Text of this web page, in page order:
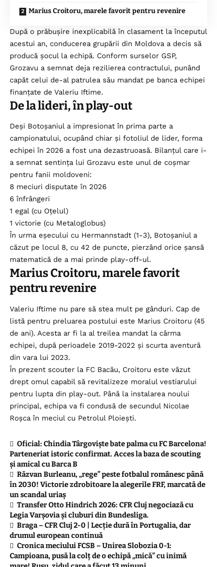
Marius Croitoru, marele favorit pentru revenire
După o prăbușire inexplicabilă în clasament la începutul
acestui an, conducerea grupării din Moldova a decis să
producă șocul la echipă. Conform surselor GSP,
Grozavu a semnat deja rezilierea contractului, punând
capăt celui de-al patrulea său mandat pe banca echipei
finanțate de Valeriu Iftime.
De la lideri, în play-out
Deși Botoșaniul a impresionat în prima parte a
campionatului, ocupând chiar și fotoliul de lider, forma
echipei în 2026 a fost una dezastruoasă. Bilanțul care i-
a semnat sentința lui Grozavu este unul de coșmar
pentru fanii moldoveni:
8 meciuri disputate în 2026
6 înfrângeri
1 egal (cu Oțelul)
1 victorie (cu Metaloglobus)
În urma eșecului cu Hermannstadt (1-3), Botoșaniul a
căzut pe locul 8, cu 42 de puncte, pierzând orice șansă
matematică de a mai prinde play-off-ul.
Marius Croitoru, marele favorit
pentru revenire
Valeriu Iftime nu pare să stea mult pe gânduri. Cap de
listă pentru preluarea postului este Marius Croitoru (45
de ani). Acesta ar fi la al treilea mandat la cârma
echipei, după perioadele 2019-2022 și scurta aventură
din vara lui 2023.
În prezent scouter la FC Bacău, Croitoru este văzut
drept omul capabil să revitalizeze moralul vestiarului
pentru lupta din play-out. Până la instalarea noului
principal, echipa va fi condusă de secundul Nicolae
Roșca în meciul cu Petrolul Ploiești.
Oficial: Chindia Târgoviște bate palma cu FC Barcelona!
Parteneriat istoric confirmat. Acces la baza de scouting
și amical cu Barca B
Răzvan Burleanu, „rege” peste fotbalul românesc până
în 2030! Victorie zdrobitoare la alegerile FRF, marcată de
un scandal uriaș
Transfer Otto Hindrich 2026: CFR Cluj negociază cu
Legia Varșovia și cluburi din Bundesliga.
Braga – CFR Cluj 2-0 | Lecție dură în Portugalia, dar
drumul european continuă
Cronica meciului FCSB – Unirea Slobozia 0-1:
Campioana, pusă la colț de o echipă „mică” cu inimă